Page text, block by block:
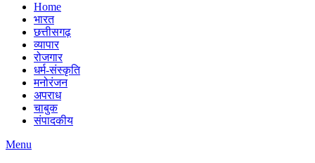
Home
भारत
छत्तीसगढ़
व्यापार
रोजगार
धर्म-संस्कृति
मनोरंजन
अपराध
चाबुक
संपादकीय
Menu